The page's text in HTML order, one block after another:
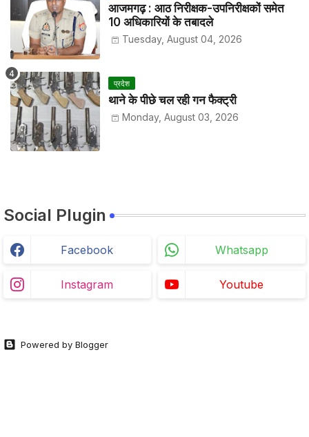
आजमगढ़ : आठ निरीक्षक-उपनिरीक्षकों समेत
10 अधिकारियों के तबादले
Tuesday, August 04, 2026
प्रदेश
थाने के पीछे चल रही गन फैक्ट्री
Monday, August 03, 2026
Social Plugin
Facebook Whatsapp
Instagram Youtube
Powered by Blogger